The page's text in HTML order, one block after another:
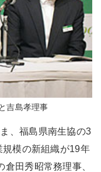
吉島孝理事
、福島県南生協の3
模の新組織が19年
田秀昭常務理事、